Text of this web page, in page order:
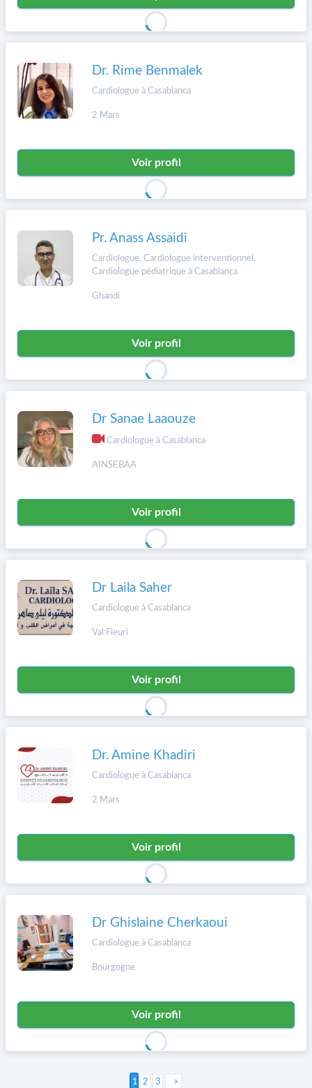
Dr. Rime Benmalek
Cardiologue à Casablanca
2 Mars
Voir profil
Pr. Anass Assaidi
Cardiologue, Cardiologue interventionnel,
Cardiologue pédiatrique à Casablanca
Ghandi
Voir profil
Dr Sanae Laaouze
Cardiologue à Casablanca
AINSEBAA
Voir profil
Dr Laila Saher
Cardiologue à Casablanca
Val Fleuri
Voir profil
Dr. Amine Khadiri
Cardiologue à Casablanca
2 Mars
Voir profil
Dr Ghislaine Cherkaoui
Cardiologue à Casablanca
Bourgogne
Voir profil
2 3 Suivant >